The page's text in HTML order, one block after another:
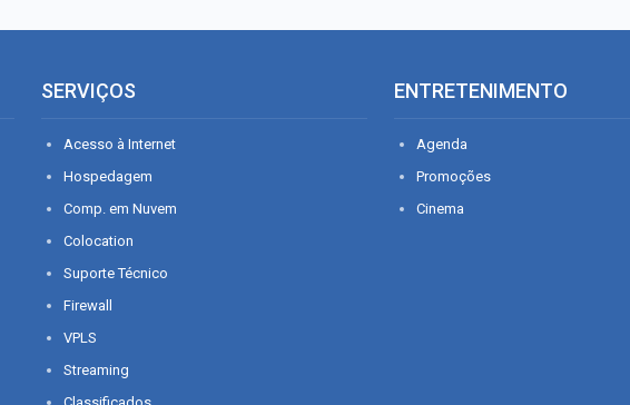
SERVIÇOS
Acesso à Internet
Hospedagem
Comp. em Nuvem
Colocation
Suporte Técnico
Firewall
VPLS
Streaming
ENTRETENIMENTO
Agenda
Promoções
Cinema